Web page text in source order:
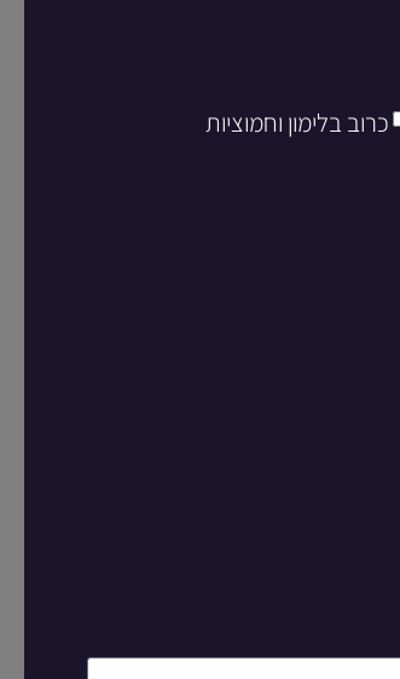
כרוב בלימון וחמוציות